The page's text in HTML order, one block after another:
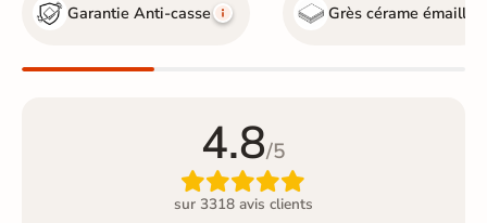
Garantie Anti-casse Grès cérame émaillé
4.8/5

sur 3318 avis clients